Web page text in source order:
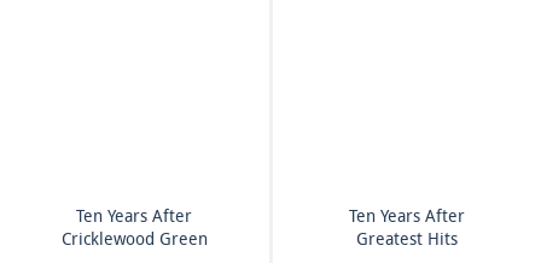
Ten Years After
Cricklewood Green
Ten Years After
Greatest Hits